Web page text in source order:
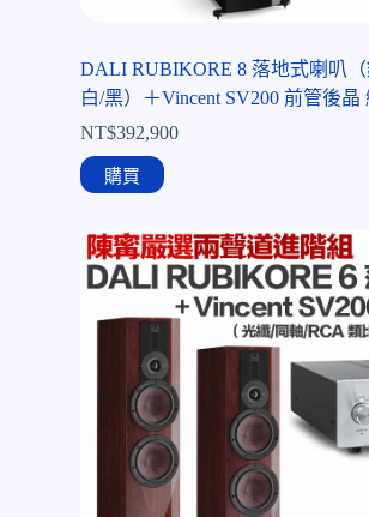
DALI RUBIKORE 8 落地式喇叭
白/黑）＋Vincent SV200 前管後晶
NT$392,900
購買